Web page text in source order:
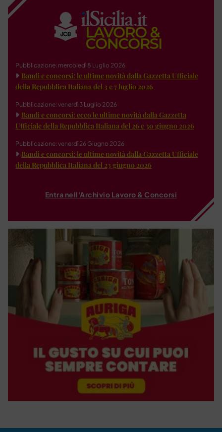
Pubblicazione: mercoledì 8 Luglio 2026
Bandi e concorsi: le ultime novità dalla Gazzetta Ufficiale
della Repubblica Italiana del 3 e 7 luglio 2026
Pubblicazione: venerdì 3 Luglio 2026
Bandi e concorsi: ecco le ultime novità dalla Gazzetta
Ufficiale della Repubblica Italiana del 26 e 30 giugno 2026
Pubblicazione: venerdì 26 Giugno 2026
Bandi e concorsi: le ultime novità dalla Gazzetta Ufficiale
della Repubblica Italiana del 23 giugno 2026
Entra nell'Archivio Lavoro & Concorsi